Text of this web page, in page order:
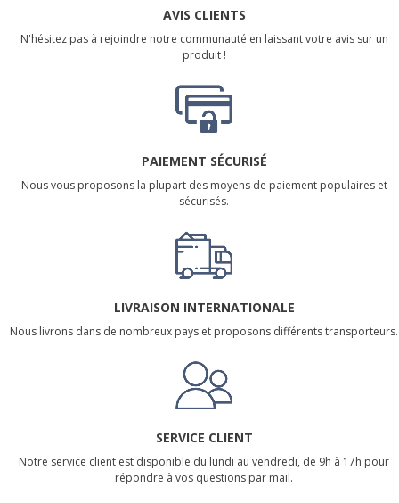
AVIS CLIENTS
N'hésitez pas à rejoindre notre communauté en laissant votre avis sur un
produit !
PAIEMENT SÉCURISÉ
Nous vous proposons la plupart des moyens de paiement populaires et
sécurisés.
LIVRAISON INTERNATIONALE
Nous livrons dans de nombreux pays et proposons différents transporteurs.
SERVICE CLIENT
Notre service client est disponible du lundi au vendredi, de 9h à 17h pour
répondre à vos questions par mail.